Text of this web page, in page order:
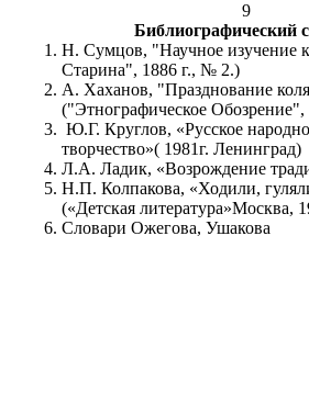
9
Библиографический
Н. Сумцов, "Научное изучение
Старина", 1886 г., № 2.)
А. Хаханов, "Празднование
("Этнографическое Обозрение",
Ю.Г. Круглов, «Русское
творчество»( 1981г. Ленинград)
Л.А. Ладик, «Возрождение
Н.П. Колпакова, «Ходили,
(«Детская литература»Москва,
Словари Ожегова, Ушакова